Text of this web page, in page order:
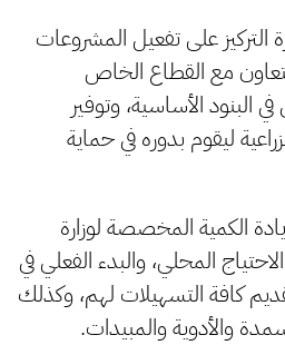
التركيز على تفعيل المشروعات
مع القطاع الخاص
البنود الأساسية، وتوفير
ليقوم بدوره في حماية
الكمية المخصصة لوزارة
المحلي، والبدء الفعلي في
كافة التسهيلات لهم، وكذلك
والأدوية والمبيدات.